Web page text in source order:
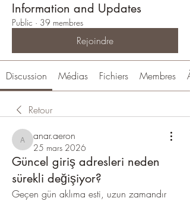
Information and Updates
Public · 39 membres
Rejoindre
Discussion Médias Fichiers Membres
Retour
anar.aeron
anar.aeron
25 mars 2026
Güncel giriş adresleri neden
sürekli değişiyor?
Geçen gün aklıma esti, uzun zamandır